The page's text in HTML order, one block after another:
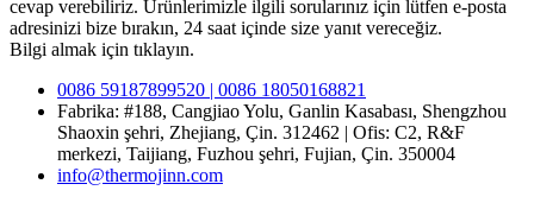
cevap verebiliriz. Ürünlerimizle ilgili sorularınız için lütfen e-posta
adresinizi bize bırakın, 24 saat içinde size yanıt vereceğiz.
Bilgi almak için tıklayın.
0086 59187899520 | 0086 18050168821
Fabrika: #188, Cangjiao Yolu, Ganlin Kasabası, Shengzhou
Shaoxin şehri, Zhejiang, Çin. 312462 | Ofis: C2, R&F
merkezi, Taijiang, Fuzhou şehri, Fujian, Çin. 350004
info@thermojinn.com